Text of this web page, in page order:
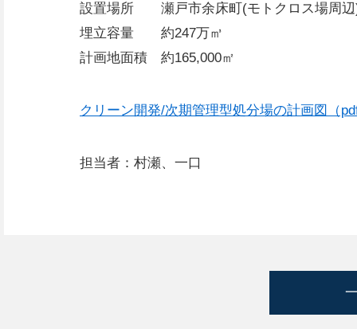
設置場所 瀬戸市余床町(モトクロス場周
埋立容量 約247万㎥
計画地面積 約165,000㎡
クリーン開発/次期管理型処分場の計画図（
担当者：村瀬、一口